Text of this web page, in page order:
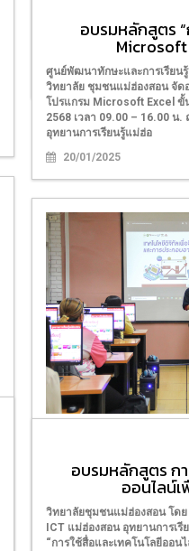
ลงทุนออนไลน์ เสริมทักษะจำเ
นักศึกษา ผู้ประกอบการ บุคลา
ที่ 19 - 20 กรกฎาคม 2568
19/07/2025
อบรมหลักสูตร “
Microsoft
ศูนย์พัฒนาทักษะและการเรียน
วิทยาลัย ชุมชนแม่ฮ่องสอน จัด
โปรแกรม Microsoft Excel ขั้
2568 เวลา 09.00 – 16.00 น
อุทยานการเรียนรู้แม่ฮ่อ
20/01/2025
ในวันที่ 9 - 12 กรกฎาคม
อบรมคอมพิวเตอร์ ศูนย์ ICT อุ
ร่วมอบรม 30 ราย วิทยากรโด
ออนไลน์/ นางสาว ศิรินทร จิต
แม่ฮ่องสอน/ นางสาววิชุด
อบรมหลักสูตร กา
ออนไลน์เ
วิทยาลัยชุมชนแม่ฮ่องสอน โด
ICT แม่ฮ่องสอน อุทยานการเ
“การใช้สื่อและเทคโนโลยีออน